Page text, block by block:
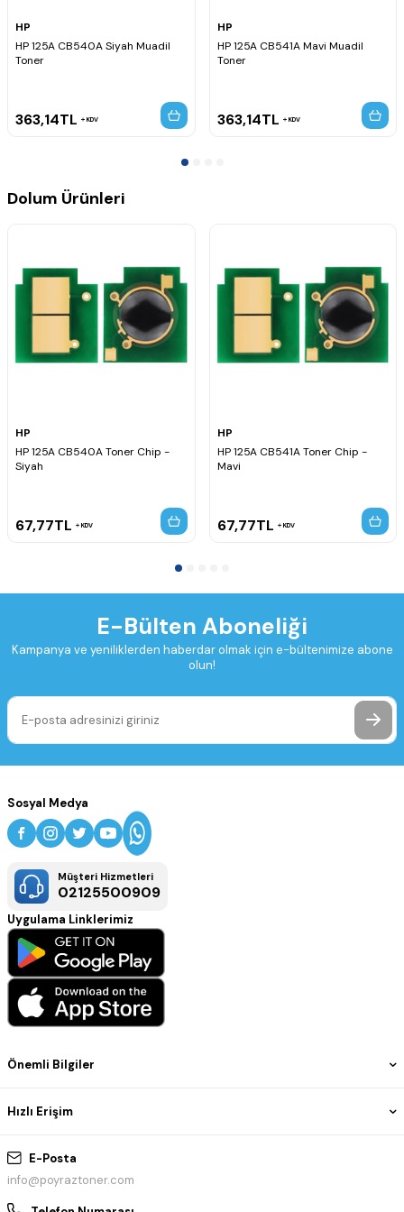
HP
HP 125A CB540A Siyah Muadil
Toner
363,14TL KDV
HP
HP 125A CB541A Mavi Muadil
Toner
363,14TL KDV
Dolum Ürünleri
HP
HP 125A CB540A Toner Chip -
Siyah
67,77TL KDV
HP
HP 125A CB541A Toner Chip -
Mavi
67,77TL KDV
E-Bülten Aboneliği
Kampanya ve yeniliklerden haberdar olmak için e-bültenimize abone
olun!
E-Posta
info@poyraztoner.com
Önemli Bilgiler
Hızlı Erişim
Sosyal Medya
Müşteri Hizmetleri
02125500909
Uygulama Linklerimiz